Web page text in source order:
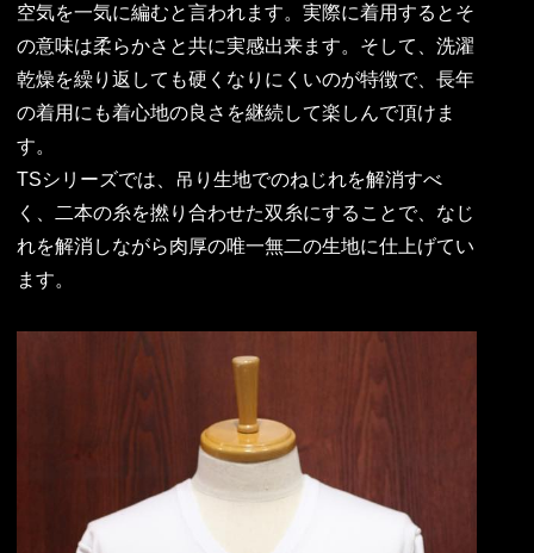
空気を一気に編むと言われます。実際に着用するとそ
の意味は柔らかさと共に実感出来ます。そして、洗濯
乾燥を繰り返しても硬くなりにくいのが特徴で、長年
の着用にも着心地の良さを継続して楽しんで頂けま
す。
TSシリーズでは、吊り生地でのねじれを解消すべ
く、二本の糸を撚り合わせた双糸にすることで、なじ
れを解消しながら肉厚の唯一無二の生地に仕上げてい
ます。